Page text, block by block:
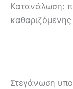
Κατανάλωση:
Στεγάνωση